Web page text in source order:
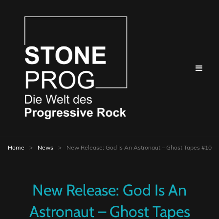
Home > News > New Release: God Is An Astronaut – Ghost Tapes #10
New Release: God Is An
Astronaut – Ghost Tapes